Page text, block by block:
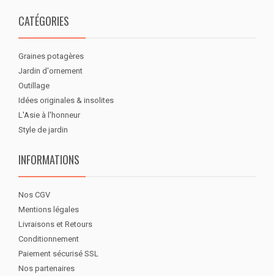
CATÉGORIES
Graines potagères
Jardin d'ornement
Outillage
Idées originales & insolites
L'Asie à l'honneur
Style de jardin
INFORMATIONS
Nos CGV
Mentions légales
Livraisons et Retours
Conditionnement
Paiement sécurisé SSL
Nos partenaires